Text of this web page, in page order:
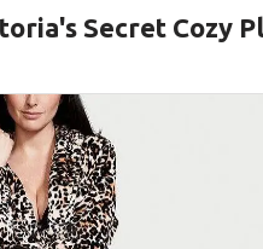
Secret Cozy